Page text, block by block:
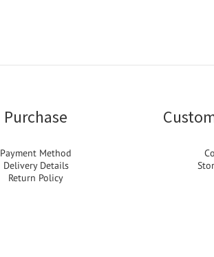
Purchase
Payment Method
Delivery Details
Return Policy